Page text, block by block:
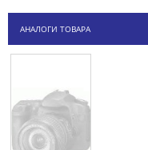
АНАЛОГИ ТОВАРА